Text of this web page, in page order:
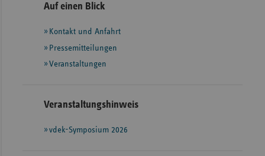
Seitennavigation
Seitenleiste
weiteren
Informationen
Auf einen Blick
Kontakt und Anfahrt
Pressemitteilungen
Veranstaltungen
Veranstaltungshinweis
vdek-Symposium 2026